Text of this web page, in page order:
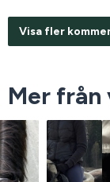
Visa fler
Mer